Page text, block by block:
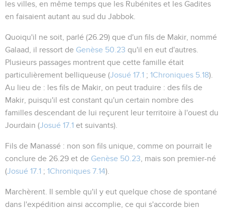
les villes, en même temps que les Rubénites et les Gadites
en faisaient autant au sud du Jabbok.
Quoiqu'il ne soit, parlé (26.29) que d'un fils de Makir, nommé
Galaad, il ressort de Genèse 50.23 qu'il en eut d'autres.
Plusieurs passages montrent que cette famille était
particulièrement belliqueuse (Josué 17.1 ; 1Chroniques 5.18).
Au lieu de : les fils de Makir , on peut traduire : des fils de
Makir , puisqu'il est constant qu'un certain nombre des
familles descendant de lui reçurent leur territoire à l'ouest du
Jourdain (Josué 17.1 et suivants).
Fils de Manassé : non son fils unique, comme on pourrait le
conclure de 26.29 et de Genèse 50.23 , mais son premier-né
(Josué 17.1 ; 1Chroniques 7.14).
Marchèrent . Il semble qu'il y eut quelque chose de spontané
dans l'expédition ainsi accomplie, ce qui s'accorde bien